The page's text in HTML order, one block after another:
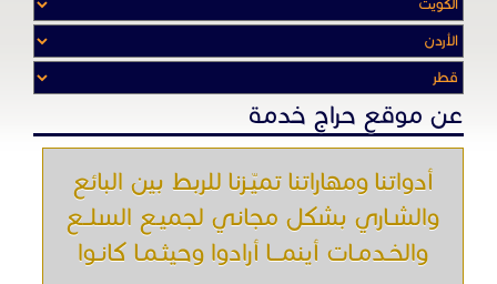
تصفح في الموقع
الرئيسية
باقات الإعلانات
شروط الاستخدام
اتصل بنا